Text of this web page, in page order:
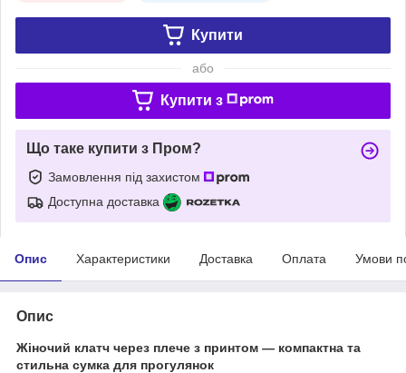
Купити
або
Купити з
Що таке купити з Пром?
Замовлення під захистом
Доступна доставка
Опис Характеристики Доставка Оплата Умови
Опис
Жіночий клатч через плече з принтом — компактна та
стильна сумка для прогулянок